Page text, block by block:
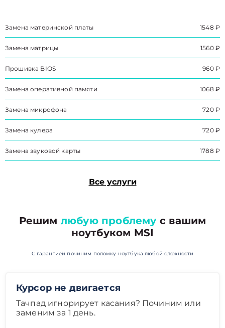
Замена материнской платы 1548 ₽
Замена матрицы 1560 ₽
Прошивка BIOS 960 ₽
Замена оперативной памяти 1068 ₽
Замена микрофона 720 ₽
Замена кулера 720 ₽
Замена звуковой карты 1788 ₽
Все услуги
Решим любую проблему с вашим
ноутбуком MSI
С гарантией починим поломку ноутбука любой сложности
Курсор не двигается
Тачпад игнорирует касания? Починим или
заменим за 1 день.